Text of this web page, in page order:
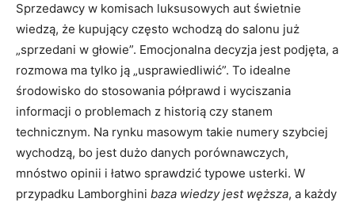
Sprzedawcy w komisach luksusowych aut świetnie
wiedzą, że kupujący często wchodzą do salonu już
„sprzedani w głowie”. Emocjonalna decyzja jest podjęta, a
rozmowa ma tylko ją „usprawiedliwić”. To idealne
środowisko do stosowania półprawd i wyciszania
informacji o problemach z historią czy stanem
technicznym. Na rynku masowym takie numery szybciej
wychodzą, bo jest dużo danych porównawczych,
mnóstwo opinii i łatwo sprawdzić typowe usterki. W
przypadku Lamborghini baza wiedzy jest węższa, a każdy